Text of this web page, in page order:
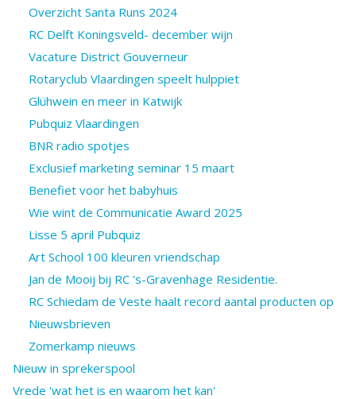
Overzicht Santa Runs 2024
RC Delft Koningsveld- december wijn
Vacature District Gouverneur
Rotaryclub Vlaardingen speelt hulppiet
Glühwein en meer in Katwijk
Pubquiz Vlaardingen
BNR radio spotjes
Exclusief marketing seminar 15 maart
Benefiet voor het babyhuis
Wie wint de Communicatie Award 2025
Lisse 5 april Pubquiz
Art School 100 kleuren vriendschap
Jan de Mooij bij RC 's-Gravenhage Residentie.
RC Schiedam de Veste haalt record aantal producten op
Nieuwsbrieven
Zomerkamp nieuws
Nieuw in sprekerspool
Vrede 'wat het is en waarom het kan'